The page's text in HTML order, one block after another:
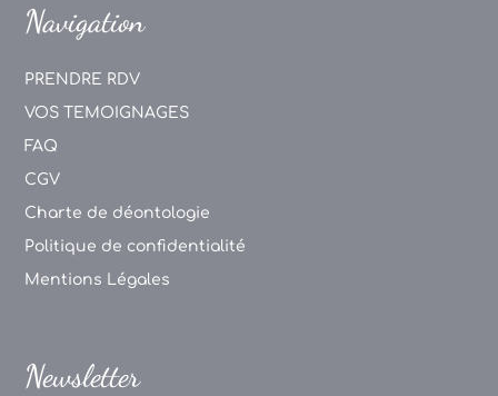
Navigation
PRENDRE RDV
VOS TEMOIGNAGES
FAQ
CGV
Charte de déontologie
Politique de confidentialité
Mentions Légales
Newsletter